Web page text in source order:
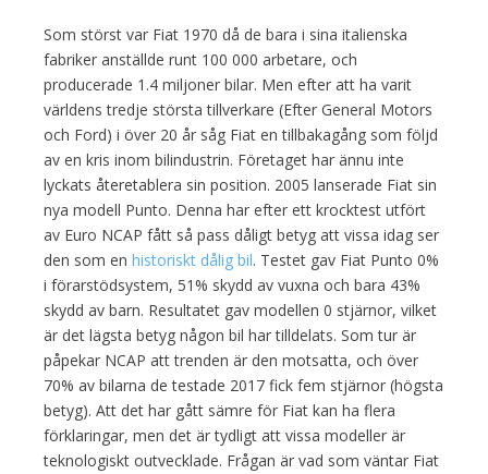
Som störst var Fiat 1970 då de bara i sina italienska
fabriker anställde runt 100 000 arbetare, och
producerade 1.4 miljoner bilar. Men efter att ha varit
världens tredje största tillverkare (Efter General Motors
och Ford) i över 20 år såg Fiat en tillbakagång som följd
av en kris inom bilindustrin. Företaget har ännu inte
lyckats återetablera sin position. 2005 lanserade Fiat sin
nya modell Punto. Denna har efter ett krocktest utfört
av Euro NCAP fått så pass dåligt betyg att vissa idag ser
den som en historiskt dålig bil. Testet gav Fiat Punto 0%
i förarstödsystem, 51% skydd av vuxna och bara 43%
skydd av barn. Resultatet gav modellen 0 stjärnor, vilket
är det lägsta betyg någon bil har tilldelats. Som tur är
påpekar NCAP att trenden är den motsatta, och över
70% av bilarna de testade 2017 fick fem stjärnor (högsta
betyg). Att det har gått sämre för Fiat kan ha flera
förklaringar, men det är tydligt att vissa modeller är
teknologiskt outvecklade. Frågan är vad som väntar Fiat